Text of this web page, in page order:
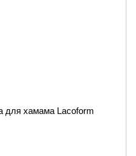
для хамама Lacoform